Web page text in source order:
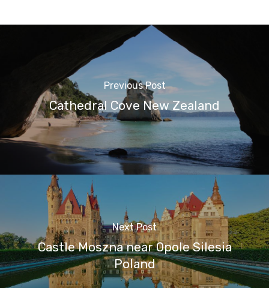
Previous Post
Cathedral Cove New Zealand
Next Post
Castle Moszna near Opole Silesia
Poland